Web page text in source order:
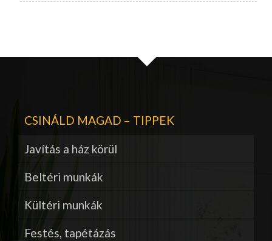
CSINÁLD MAGAD – TIPPEK
Javítás a ház körül
Beltéri munkák
Kültéri munkák
Festés, tapétázás